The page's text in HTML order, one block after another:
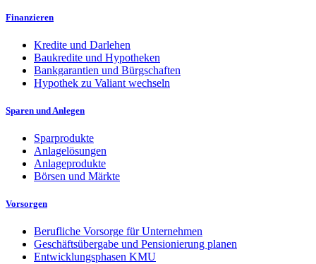
Finanzieren
Kredite und Darlehen
Baukredite und Hypotheken
Bankgarantien und Bürgschaften
Hypothek zu Valiant wechseln
Sparen und Anlegen
Sparprodukte
Anlagelösungen
Anlageprodukte
Börsen und Märkte
Vorsorgen
Berufliche Vorsorge für Unternehmen
Geschäftsübergabe und Pensionierung planen
Entwicklungsphasen KMU